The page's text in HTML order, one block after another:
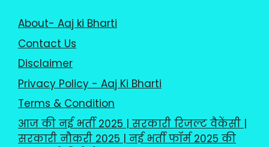
About- Aaj ki Bharti
Contact Us
Disclaimer
Privacy Policy - Aaj Ki Bharti
Terms & Condition
आज की नई भर्ती 2025 | सरकारी रिजल्ट वैकेंसी |
सरकारी नौकरी 2025 | नई भर्ती फॉर्म 2025 की